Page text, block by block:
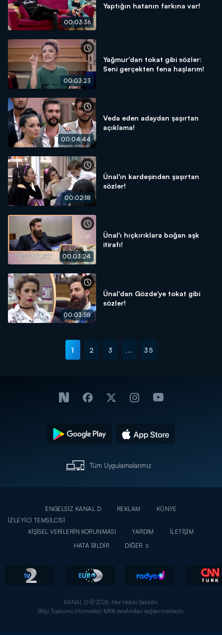
00:03:36
Yaptığın hatanın farkına var!
00:03:23
Yağmur'dan tokat gibi sözler:
Seni gerçekten fena haşlarım!
00:04:44
Veda eden adaydan şaşırtan
açıklama!
00:02:18
Ünal'ın kardeşinden şaşırtan
sözler!
00:03:24
Ünal'ı hıçkırıklara boğan aşk
itirafı!
00:03:58
Ünal'dan Gözde'ye tokat gibi
sözler!
1 2 3 ... 35
Tüm Uygulamalarımız
ENGELSİZ KANAL D REKLAM
KÜNYE
İZLEYİCİ TEMSİLCİSİ
KİŞİSEL VERİLERİN KORUNMASI
YARDIM
İLETİŞİM
HATA BİLDİR
DİĞER
KANAL D © 2026. Her Hakkı Saklıdır.
Bilgi Toplumu Hizmetleri MKK tarafından sağlanmaktadır.